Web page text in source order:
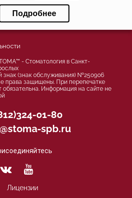
Задать вопрос
качества
- Стоматология в Санкт-
знак (знак обслуживания) №250906
права защищены. При перепечатке
обязательна. Информация на сайте не
01-80
spb.ru
Лицензии
Подробнее